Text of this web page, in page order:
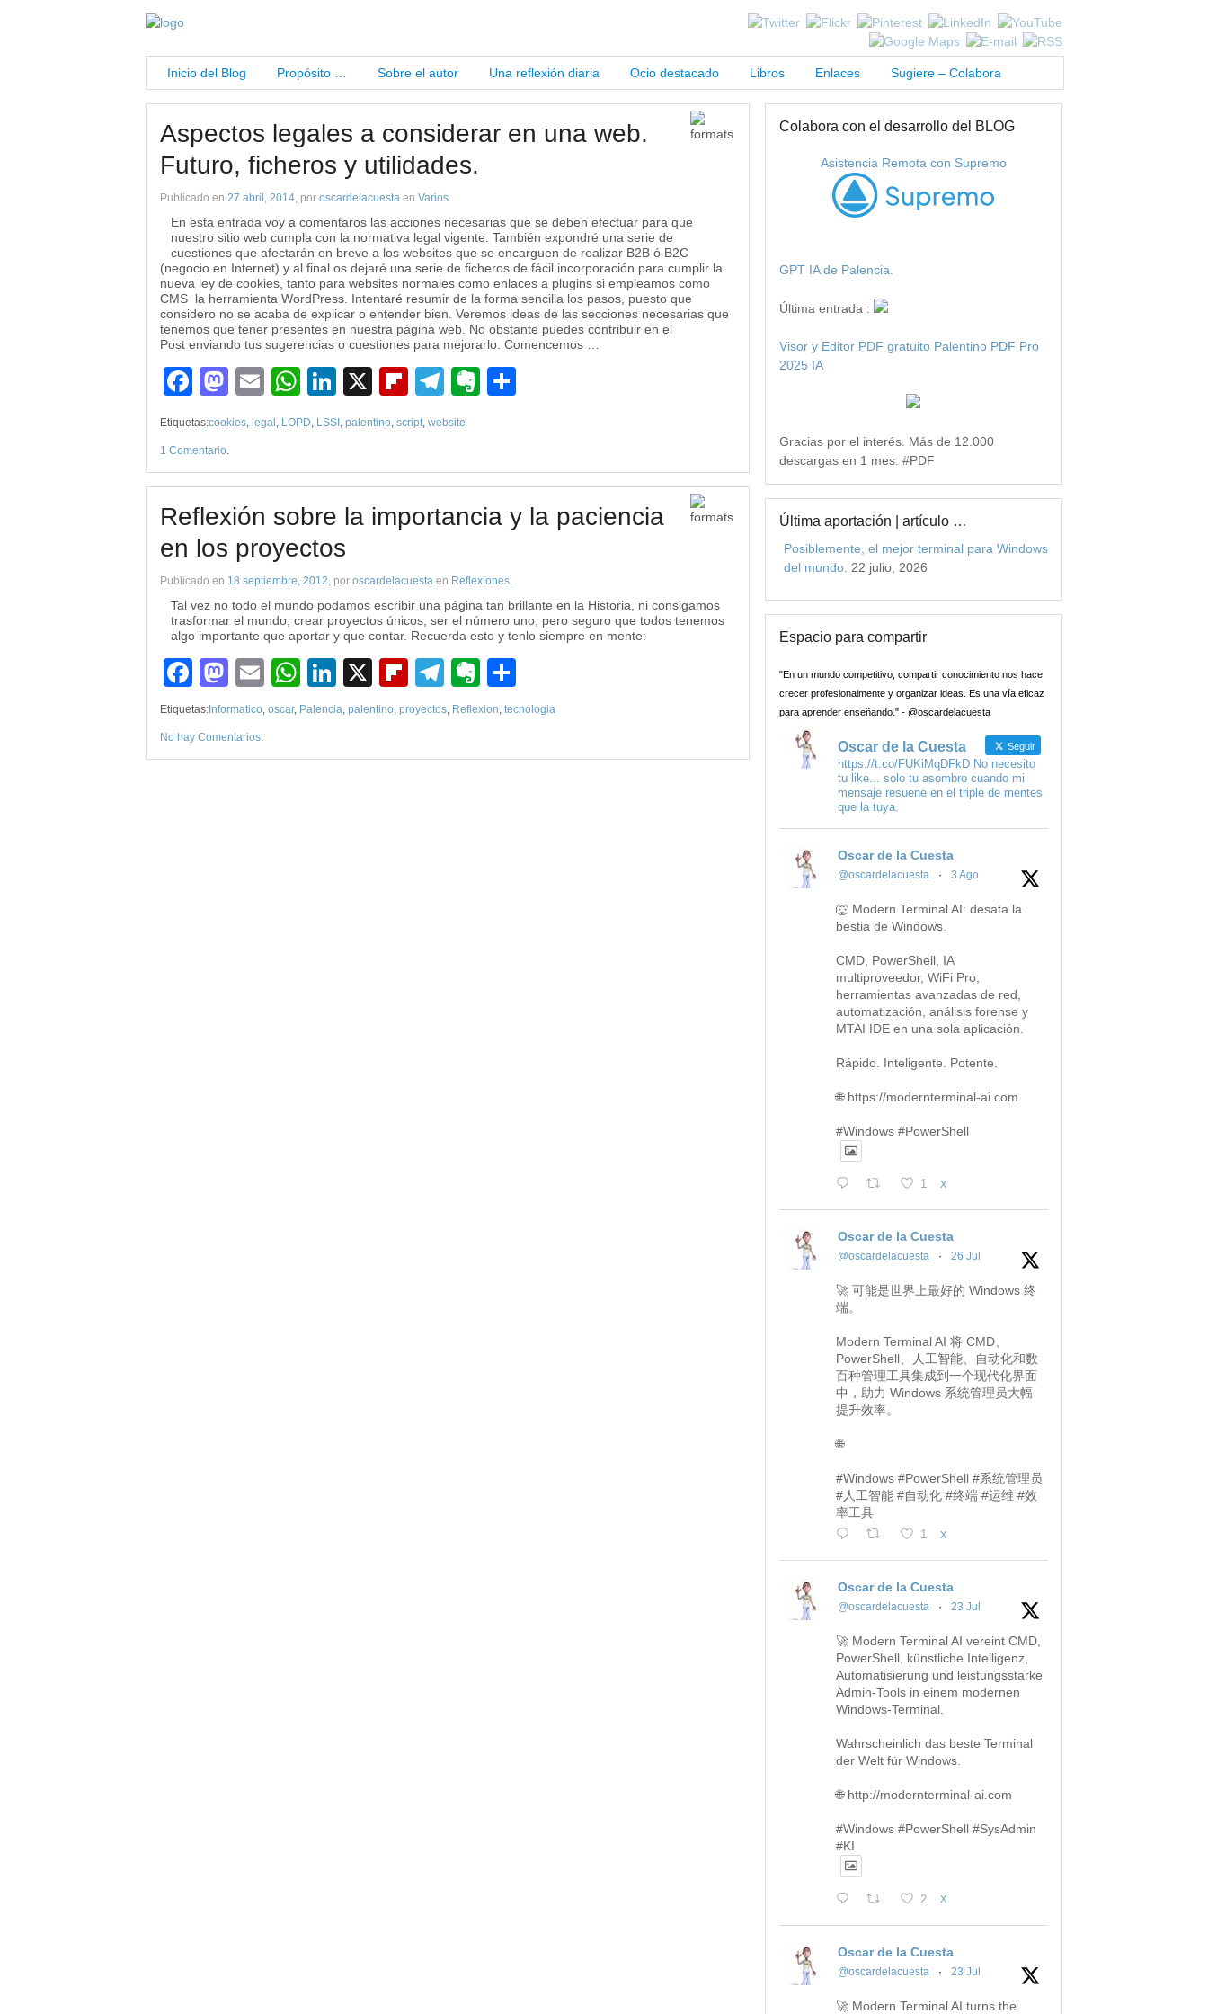
Inicio del Blog Propósito … Sobre el autor Una reflexión diaria Ocio destacado Libros Enlaces Sugiere – Colabora
Aspectos legales a considerar en una web.
Futuro, ficheros y utilidades.
Publicado en 27 abril, 2014, por oscardelacuesta en Varios.
En esta entrada voy a comentaros las acciones necesarias que se deben efectuar para que
nuestro sitio web cumpla con la normativa legal vigente. También expondré una serie de
cuestiones que afectarán en breve a los websites que se encarguen de realizar B2B ó B2C
(negocio en Internet) y al final os dejaré una serie de ficheros de fácil incorporación para cumplir la
nueva ley de cookies, tanto para websites normales como enlaces a plugins si empleamos como
CMS la herramienta WordPress. Intentaré resumir de la forma sencilla los pasos, puesto que
considero no se acaba de explicar o entender bien. Veremos ideas de las secciones necesarias que
tenemos que tener presentes en nuestra página web. No obstante puedes contribuir en el
Post enviando tus sugerencias o cuestiones para mejorarlo. Comencemos …
Facebook
Mastodon
EmailWhatsApp
LinkedIn
X Flipboard
Telegram
Evernote
Etiquetas:cookies, legal , LOPD, LSSI , palentino, script, website
1 Comentario.
Reflexión sobre la importancia y la paciencia
en los proyectos
Publicado en 18 septiembre, 2012, por oscardelacuesta en Reflexiones.
Tal vez no todo el mundo podamos escribir una página tan brillante en la Historia, ni consigamos
trasformar el mundo, crear proyectos únicos, ser el número uno, pero seguro que todos tenemos
algo importante que aportar y que contar. Recuerda esto y tenlo siempre en mente:
Facebook
Mastodon
EmailWhatsApp
LinkedIn
X Flipboard
Telegram
Evernote
Etiquetas: Informatico, oscar, Palencia, palentino, proyectos, Reflexion, tecnologia
No hay Comentarios.
Colabora con el desarrollo del BLOG
Asistencia Remota con Supremo
GPT IA de Palencia.
Última entrada :
Visor y Editor PDF gratuito Palentino PDF Pro
2025 IA
Gracias por el interés. Más de 12.000
descargas en 1 mes. #PDF
Última aportación | artículo …
Posiblemente, el mejor terminal para Windows
del mundo. 22 julio, 2026
Espacio para compartir
"En un mundo competitivo, compartir conocimiento nos hace
crecer profesionalmente y organizar ideas. Es una vía eficaz
para aprender enseñando." - @oscardelacuesta
Oscar de la Cuesta Seguir
https://t.co/FUKiMqDFkD No necesito
tu like... solo tu asombro cuando mi
mensaje resuene en el triple de mentes
que la tuya.
Oscar de la Cuesta
@oscardelacuesta · 3 Ago
🐺 Modern Terminal AI: desata la
bestia de Windows.
CMD, PowerShell, IA
multiproveedor, WiFi Pro,
herramientas avanzadas de red,
automatización, análisis forense y
MTAI IDE en una sola aplicación.
Rápido. Inteligente. Potente.
🌐 https://modernterminal-ai.com
#Windows #PowerShell
1 X
Oscar de la Cuesta
@oscardelacuesta · 26 Jul
🚀 可能是世界上最好的 Windows 终
端。
Modern Terminal AI 将 CMD、
PowerShell、人工智能、自动化和数
百种管理工具集成到一个现代化界面
中，助力 Windows 系统管理员大幅
提升效率。
🌐
#Windows #PowerShell #系统管理员
#人工智能 #自动化 #终端 #运维 #效
率工具
1 X
Oscar de la Cuesta
@oscardelacuesta · 23 Jul
🚀 Modern Terminal AI vereint CMD,
PowerShell, künstliche Intelligenz,
Automatisierung und leistungsstarke
Admin-Tools in einem modernen
Windows-Terminal.
Wahrscheinlich das beste Terminal
der Welt für Windows.
🌐 http://modernterminal-ai.com
#Windows #PowerShell #SysAdmin
#KI
2 X
Oscar de la Cuesta
@oscardelacuesta · 23 Jul
🚀 Modern Terminal AI turns the